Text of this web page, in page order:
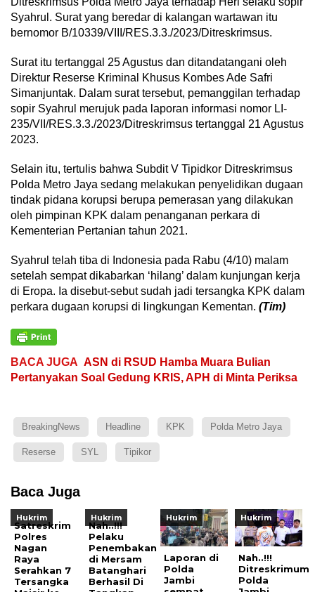
Syahrul. Surat yang beredar di kalangan wartawan itu
bernomor B/10339/VIII/RES.3.3./2023/Ditreskrimsus.
Surat itu tertanggal 25 Agustus dan ditandatangani oleh
Direktur Reserse Kriminal Khusus Kombes Ade Safri
Simanjuntak. Dalam surat tersebut, pemanggilan terhadap
sopir Syahrul merujuk pada laporan informasi nomor LI-
235/VII/RES.3.3./2023/Ditreskrimsus tertanggal 21 Agustus
2023.
Selain itu, tertulis bahwa Subdit V Tipidkor Ditreskrimsus
Polda Metro Jaya sedang melakukan penyelidikan dugaan
tindak pidana korupsi berupa pemerasan yang dilakukan
oleh pimpinan KPK dalam penanganan perkara di
Kementerian Pertanian tahun 2021.
Syahrul telah tiba di Indonesia pada Rabu (4/10) malam
setelah sempat dikabarkan ‘hilang’ dalam kunjungan kerja
di Eropa. Ia disebut-sebut sudah jadi tersangka KPK dalam
perkara dugaan korupsi di lingkungan Kementan. (Tim)
BACA JUGA ASN di RSUD Hamba Muara Bulian
Pertanyakan Soal Gedung KRIS, APH di Minta Periksa
BreakingNews Headline KPK Polda Metro Jaya
Reserse SYL Tipikor
Baca Juga
Hukrim
Satreskrim
Polres
Nagan
Raya
Serahkan 7
Tersangka
Hukrim
Nah..!!!
Pelaku
Penembakan
di Mersam
Batanghari
Berhasil Di
Hukrim
Laporan di
Polda
Jambi
Hukrim
Nah..!!!
Ditreskrimum
Polda